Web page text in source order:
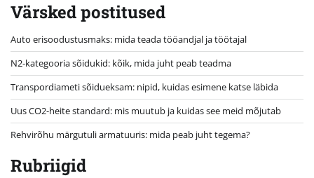
Värsked postitused
Auto erisoodustusmaks: mida teada tööandjal ja töötajal
N2-kategooria sõidukid: kõik, mida juht peab teadma
Transpordiameti sõidueksam: nipid, kuidas esimene katse läbida
Uus CO2-heite standard: mis muutub ja kuidas see meid mõjutab
Rehvirõhu märgutuli armatuuris: mida peab juht tegema?
Rubriigid